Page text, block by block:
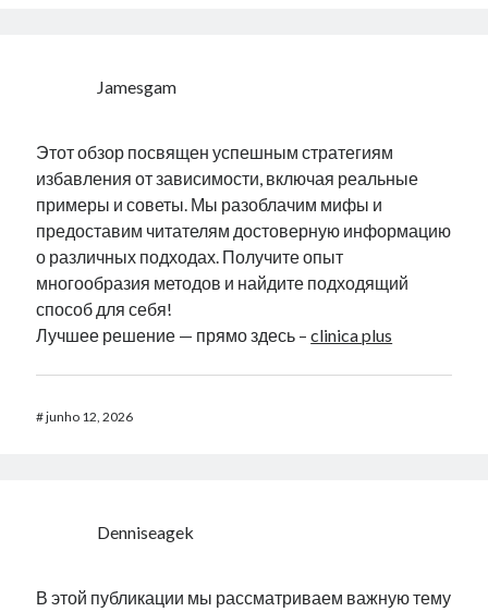
Jamesgam
Этот обзор посвящен успешным стратегиям
избавления от зависимости, включая реальные
примеры и советы. Мы разоблачим мифы и
предоставим читателям достоверную информацию
о различных подходах. Получите опыт
многообразия методов и найдите подходящий
способ для себя!
Лучшее решение — прямо здесь –clinica plus
#junho 12, 2026
Denniseagek
В этой публикации мы рассматриваем важную тему